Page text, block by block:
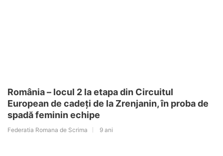
România – locul 2 la etapa din Circuitul
European de cadeți de la Zrenjanin, în proba de
spadă feminin echipe
Federatia Romana de Scrima 9 ani